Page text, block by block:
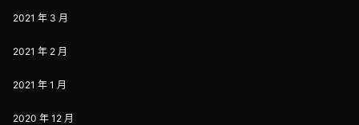
2021 年 3 月
2021 年 2 月
2021 年 1 月
2020 年 12 月